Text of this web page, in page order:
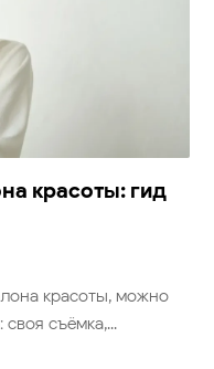
красоты: гид
красоты, можно
съёмка,...